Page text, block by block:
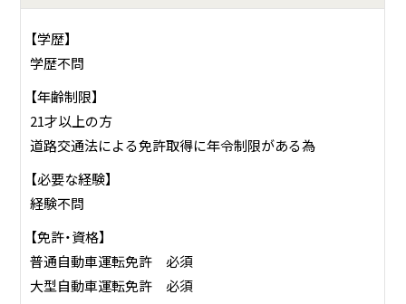
【学歴】
学歴不問
【年齢制限】
21才以上の方
道路交通法による免許取得に年令制限がある為
【必要な経験】
経験不問
【免許・資格】
普通自動車運転免許 必須
大型自動車運転免許 必須